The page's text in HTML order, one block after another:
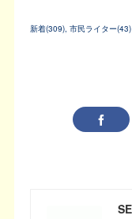
新着(309) 市民ライター(43)